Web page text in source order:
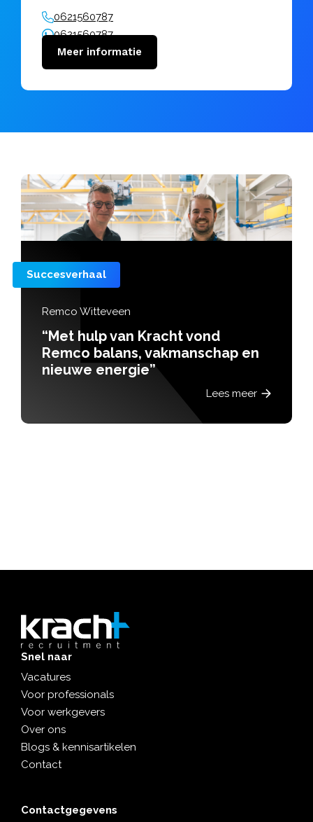
0621560787
0621560787
zoe@vanuitkracht.nl
Meer informatie
vond
en
“Via Kracht
die hem ruimte
Snel naar
Vacatures
Voor professionals
Voor werkgevers
Over ons
Blogs & kennisartikelen
Contact
Contactgegevens